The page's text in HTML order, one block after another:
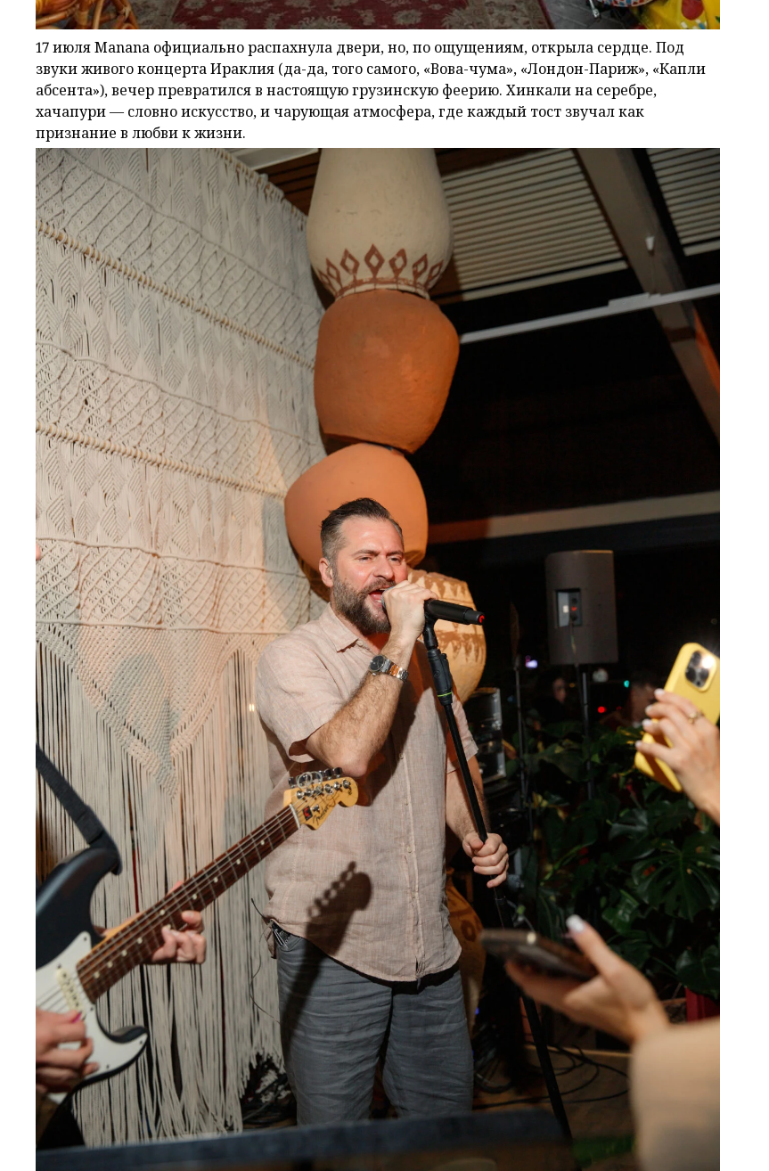
17 июля Manana официально распахнула двери, но, по ощущениям, открыла сердце. Под
звуки живого концерта Ираклия (да-да, того самого, «Вова-чума», «Лондон-Париж», «Капли
абсента»), вечер превратился в настоящую грузинскую феерию. Хинкали на серебре,
хачапури — словно искусство, и чарующая атмосфера, где каждый тост звучал как
признание в любви к жизни.